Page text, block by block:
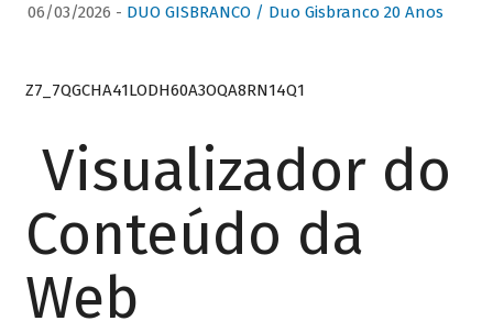
06/03/2026 - DUO GISBRANCO / Duo Gisbranco 20 Anos
Z7_7QGCHA41LODH60A3OQA8RN14Q1
Visualizador do
Conteúdo da
Web